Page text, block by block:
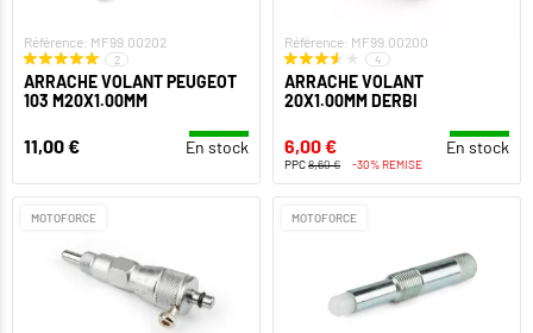
Référence: MF99.00202
2
ARRACHE VOLANT PEUGEOT
103 M20X1.00MM
11,00 € En stock
Référence: MF99.00200
4
ARRACHE VOLANT
20X1.00MM DERBI
6,00 € En stock
PPC8,60 € -30% REMISE
MOTOFORCE MOTOFORCE